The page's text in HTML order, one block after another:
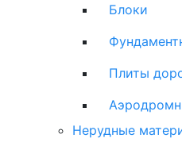
Блоки
Плиты
Нерудные